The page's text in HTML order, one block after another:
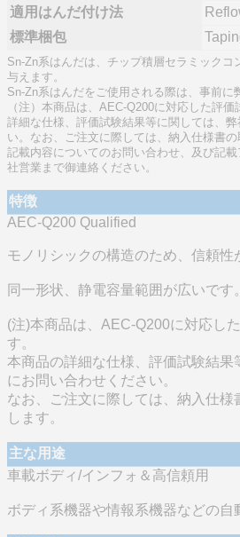
適用はんだ付け法
標準梱包
Sn-Zn系はんだは、チップ積層セラミックコ
与えます。
Sn-Zn系はんだをご使用される際は、事前に
（注）本商品は、AEC-Q200に対応した評
詳細な仕様、評価試験結果等に関しては、
い。なお、ご注文に際しては、納入仕様書の
記載内容についてのお問い合わせ、及び記
社営業まで御連絡ください。
特徴
AEC-Q200 Qualified
モノリシックの構造のため、信頼性
同一形状、静電容量範囲が広いです。
(注)本商品は、AEC-Q200に対応し
す。
本商品の詳細な仕様、評価試験結果
にお問い合わせください。
なお、ご注文に際しては、納入仕様
します。
主な用途
車載ボディ/インフォ＆高信頼用
ボディ系機器や情報系機器などの自